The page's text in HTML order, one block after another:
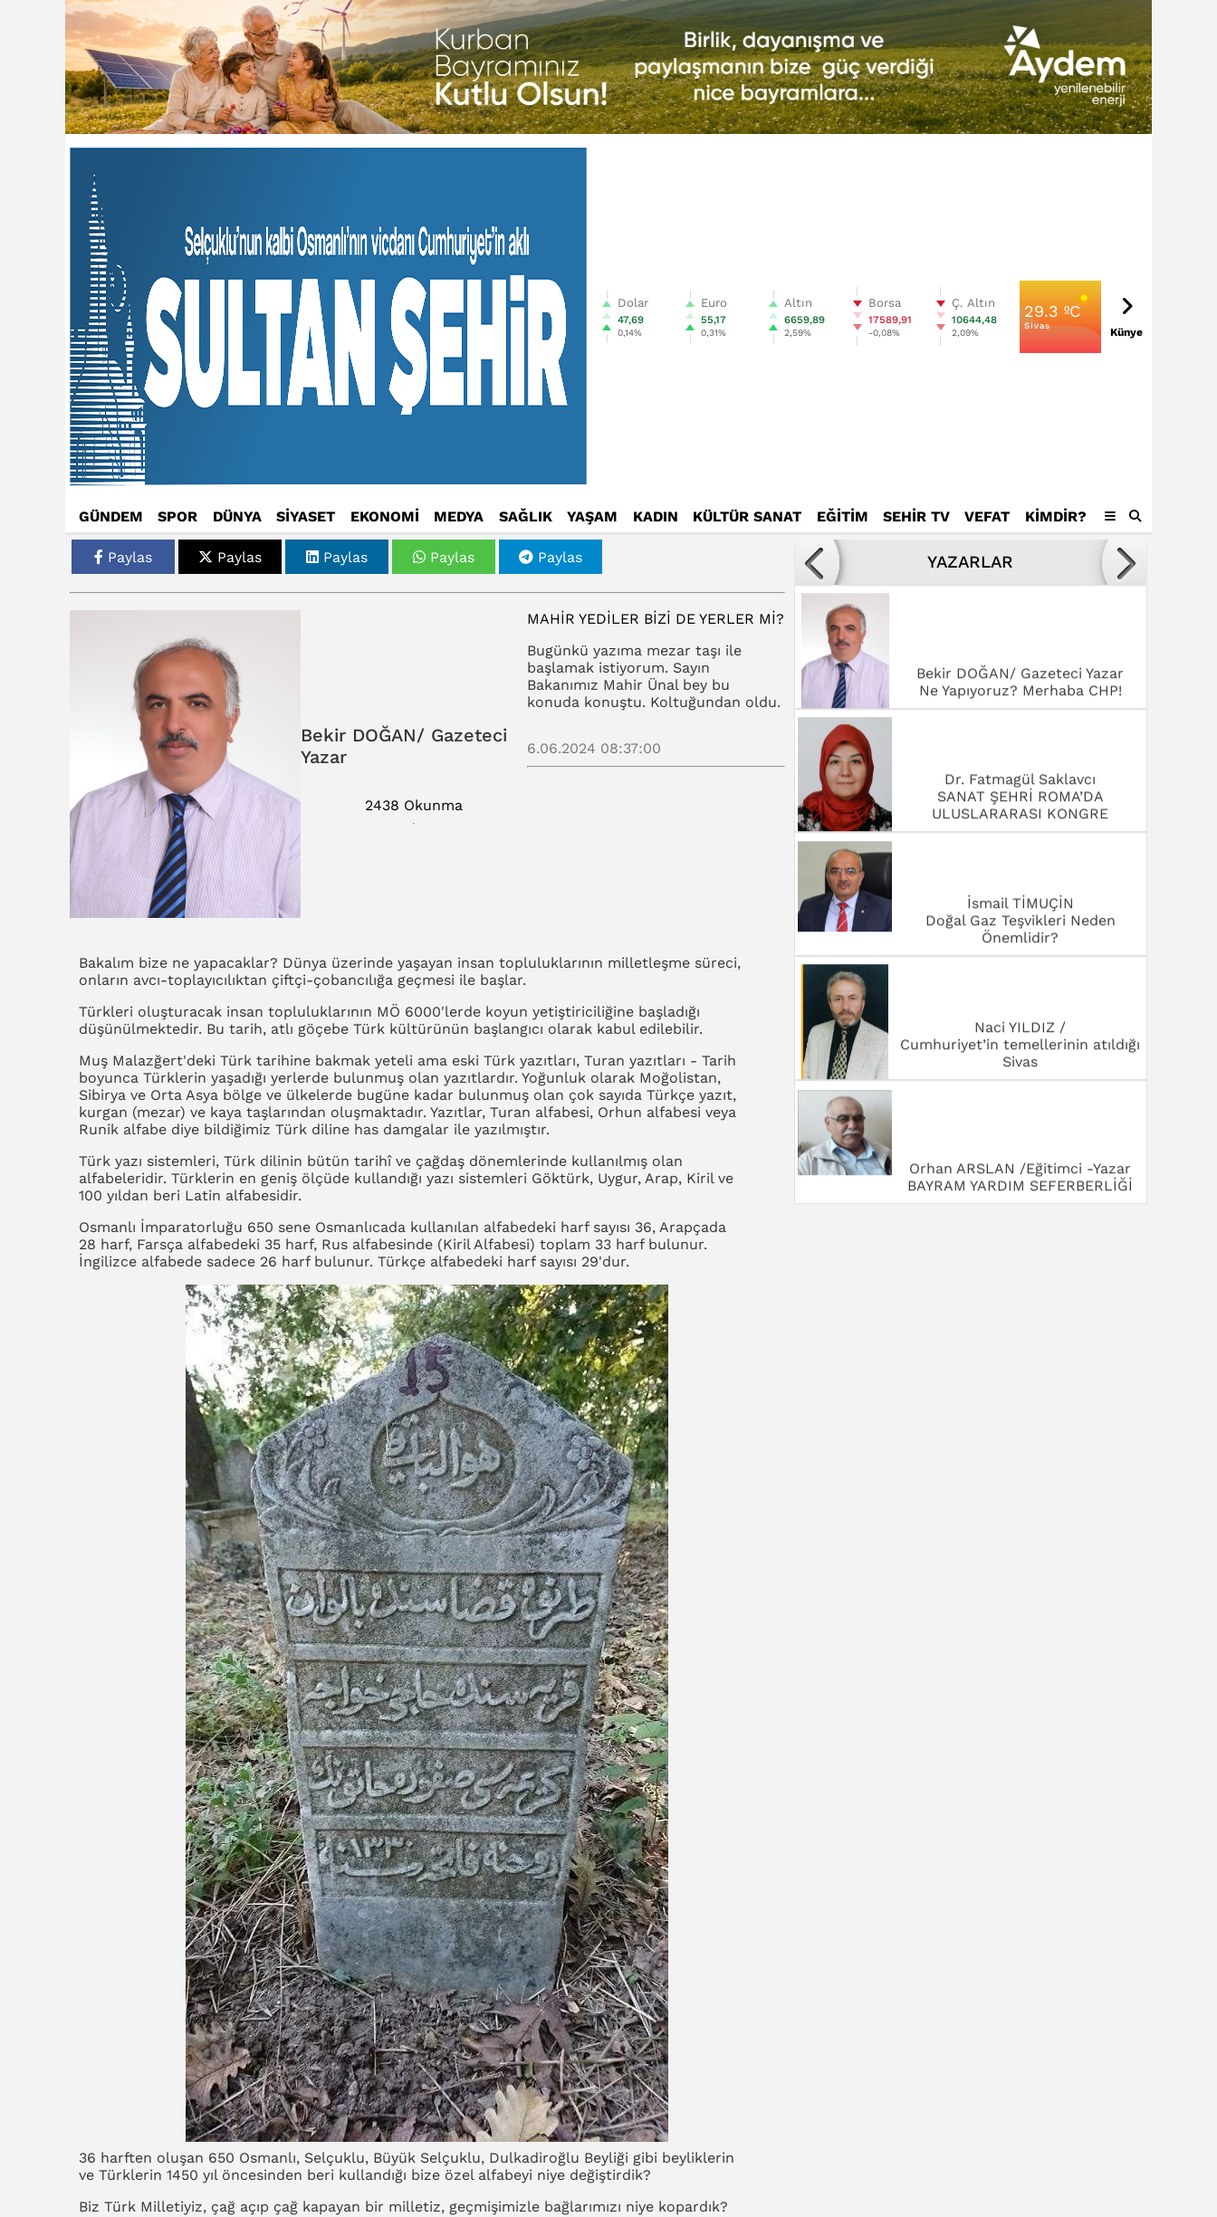
Dolar
47,69
0,14%
Euro
55,17
0,31%
Altın
6659,89
2,59%
Borsa
17589,91
-0,08%
Ç. Altın
10644,48
2,09%
29.3 ºC
Sivas
Künye
GÜNDEM SPOR DÜNYA SİYASET EKONOMİ MEDYA SAĞLIK YAŞAM KADIN KÜLTÜR SANAT EĞİTİM SEHİR TV VEFAT KIMDIR?
Paylas Paylas Paylas Paylas Paylas
Bekir DOĞAN/ Gazeteci
Yazar
2438 Okunma
MAHIR YEDILER BIZI DE YERLER MI?
Bugünkü yazıma mezar taşı ile
başlamak istiyorum. Sayın
Bakanımız Mahir Ünal bey bu
konuda konuştu. Koltuğundan oldu.
6.06.2024 08:37:00
Bakalım bize ne yapacaklar? Dünya üzerinde yaşayan insan topluluklarının milletleşme süreci,
onların avcı-toplayıcılıktan çiftçi-çobancılığa geçmesi ile başlar.
Türkleri oluşturacak insan topluluklarının MÖ 6000'lerde koyun yetiştiriciliğine başladığı
düşünülmektedir. Bu tarih, atlı göçebe Türk kültürünün başlangıcı olarak kabul edilebilir.
Muş Malazğert'deki Türk tarihine bakmak yeteli ama eski Türk yazıtları, Turan yazıtları - Tarih
boyunca Türklerin yaşadığı yerlerde bulunmuş olan yazıtlardır. Yoğunluk olarak Moğolistan,
Sibirya ve Orta Asya bölge ve ülkelerde bugüne kadar bulunmuş olan çok sayıda Türkçe yazıt,
kurgan (mezar) ve kaya taşlarından oluşmaktadır. Yazıtlar, Turan alfabesi, Orhun alfabesi veya
Runik alfabe diye bildiğimiz Türk diline has damgalar ile yazılmıştır.
Türk yazı sistemleri, Türk dilinin bütün tarihî ve çağdaş dönemlerinde kullanılmış olan
alfabeleridir. Türklerin en geniş ölçüde kullandığı yazı sistemleri Göktürk, Uygur, Arap, Kiril ve
100 yıldan beri Latin alfabesidir.
Osmanlı İmparatorluğu 650 sene Osmanlıcada kullanılan alfabedeki harf sayısı 36, Arapçada
28 harf, Farsça alfabedeki 35 harf, Rus alfabesinde (Kiril Alfabesi) toplam 33 harf bulunur.
İngilizce alfabede sadece 26 harf bulunur. Türkçe alfabedeki harf sayısı 29'dur.
36 harften oluşan 650 Osmanlı, Selçuklu, Büyük Selçuklu, Dulkadiroğlu Beyliği gibi beyliklerin
ve Türklerin 1450 yıl öncesinden beri kullandığı bize özel alfabeyi niye değiştirdik?
Biz Türk Milletiyiz, çağ açıp çağ kapayan bir milletiz, geçmişimizle bağlarımızı niye kopardık?
YAZARLAR
Avukat Mustafa Tamer
Kötülükler ve kötüler karşısında
yenilmek,
Bekir DOĞAN/ Gazeteci Yazar
Ne Yapıyoruz? Merhaba CHP!
Dr. Fatmagül Saklavcı
SANAT ŞEHRİ ROMA’DA
ULUSLARARASI KONGRE
İsmail TİMUÇİN
Doğal Gaz Teşvikleri Neden
Önemlidir?
Naci YILDIZ /
Cumhuriyet’in temellerinin atıldığı
Sivas
Orhan ARSLAN /Eğitimci -Yazar
BAYRAM YARDIM SEFERBERLİĞİ